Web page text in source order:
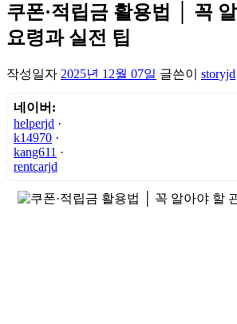
쿠폰·적립금 활용법 │ 꼭
요령과 실전 팁
작성일자 2025년 12월 07일 글쓴이 storyjd
네이버:
helperjd ·
k14970 ·
kang611 ·
rentcarjd